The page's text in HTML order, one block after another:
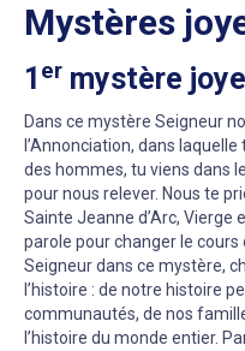
Mystères
1 er mystère
Dans ce mystère Seigneur
l’Annonciation, dans
des hommes, tu viens dans
pour nous relever. Nous te
Sainte Jeanne d’Arc, Vierge
parole pour changer le cours
Seigneur dans ce mystère,
l’histoire : de notre histoire
communautés, de nos
l’histoire du monde entier.